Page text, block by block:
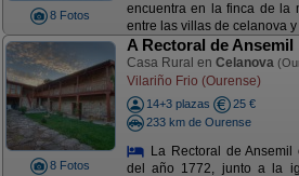
8 Fotos
encuentra en la finca de la
entre las villas de celanova y
8 Fotos
A Rectoral de Ansemil
Casa Rural en Celanova
Vilariño Frio (Ourense)
14+3 plazas
25 €
233 km de Ourense
La Rectoral de
del año 1772, junto a la